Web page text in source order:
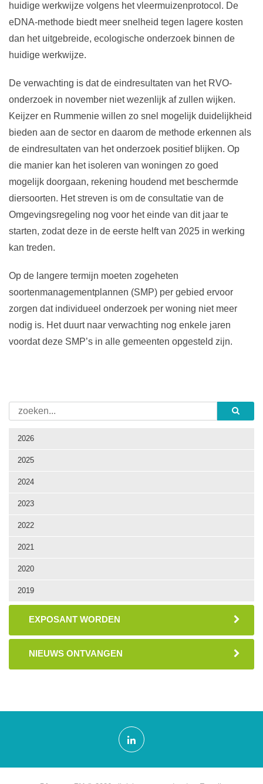
2026
2025
2024
2023
2022
2021
2020
2019
EXPOSANT WORDEN
NIEUWS ONTVANGEN
huidige werkwijze volgens het vleermuizenprotocol. De
eDNA-methode biedt meer snelheid tegen lagere kosten
dan het uitgebreide, ecologische onderzoek binnen de
huidige werkwijze.
De verwachting is dat de eindresultaten van het RVO-
onderzoek in november niet wezenlijk af zullen wijken.
Keijzer en Rummenie willen zo snel mogelijk duidelijkheid
bieden aan de sector en daarom de methode erkennen als
de eindresultaten van het onderzoek positief blijken. Op
die manier kan het isoleren van woningen zo goed
mogelijk doorgaan, rekening houdend met beschermde
diersoorten. Het streven is om de consultatie van de
Omgevingsregeling nog voor het einde van dit jaar te
starten, zodat deze in de eerste helft van 2025 in werking
kan treden.
Op de langere termijn moeten zogeheten
soortenmanagementplannen (SMP) per gebied ervoor
zorgen dat individueel onderzoek per woning niet meer
nodig is. Het duurt naar verwachting nog enkele jaren
voordat deze SMP’s in alle gemeenten opgesteld zijn.